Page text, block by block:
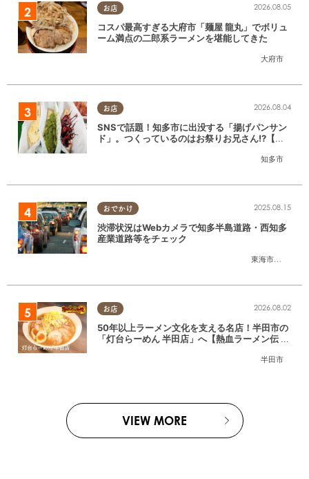
お店
大府市
2026.08.05
コスパ最高すぎる大府市「麺屋 龍丸」でボリュ
ーム満点の二郎系ラーメンを堪能してきた
お店
知多市
2026.08.04
SNSで話題！知多市に出没する「揚げパンサン
ド」。つくっているのはお祭りお兄さん!?【ち
おでかけ
東海市
,大府市
2025.08.15
渋滞状況はWebカメラで知多半島道路・西知多
産業道路等をチェック
お店
半田市
2026.08.02
50年以上ラーメン文化を支える名店！半田市の
「灯台らーめん 半田店」へ【熱血ラーメン伝 8
VIEW MORE